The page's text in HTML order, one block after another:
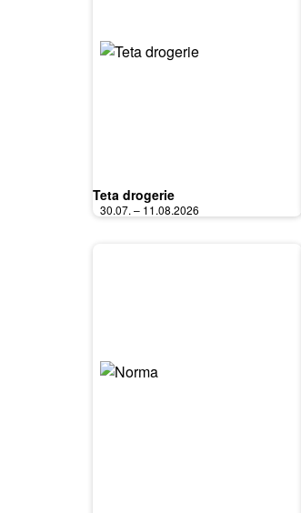
Teta drogerie
30.07. – 11.08.2026